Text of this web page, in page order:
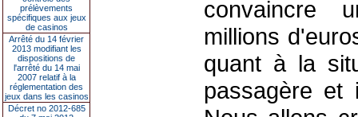
prélèvements
spécifiques aux jeux
de casinos
Arrêté du 14 février
2013 modifiant les
dispositions de
l'arrêté du 14 mai
2007 relatif à la
réglementation des
jeux dans les casinos
Décret no 2012-685
convaincre
millions
quant à la
passagère et